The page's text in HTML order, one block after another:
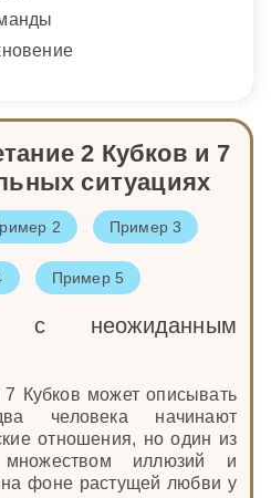
2 Кубков и 7
ситуациях
2 Пример 3
Пример 5
с неожиданным
Кубков может описывать
человека начинают
отношения, но один из
иллюзий и
фоне растущей любви у